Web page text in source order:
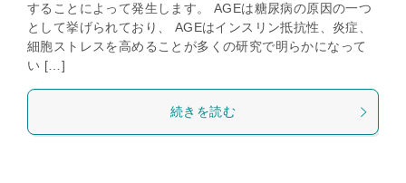
することによって発生します。 AGEは糖尿病の原因の一つ
として挙げられており、 AGEはインスリン抵抗性、炎症、
細胞ストレスを高めることが多くの研究で明らかになって
い […]
続きを読む